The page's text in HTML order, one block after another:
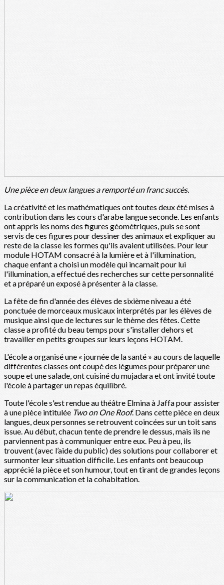
Une pièce en deux langues a remporté un franc succès.
La créativité et les mathématiques ont toutes deux été mises à
contribution dans les cours d'arabe langue seconde. Les enfants
ont appris les noms des figures géométriques, puis se sont
servis de ces figures pour dessiner des animaux et expliquer au
reste de la classe les formes qu'ils avaient utilisées. Pour leur
module HOTAM consacré à la lumière et à l'illumination,
chaque enfant a choisi un modèle qui incarnait pour lui
l'illumination, a effectué des recherches sur cette personnalité
et a préparé un exposé à présenter à la classe.
La fête de fin d'année des élèves de sixième niveau a été
ponctuée de morceaux musicaux interprétés par les élèves de
musique ainsi que de lectures sur le thème des fêtes. Cette
classe a profité du beau temps pour s'installer dehors et
travailler en petits groupes sur leurs leçons HOTAM.
L'école a organisé une « journée de la santé » au cours de laquelle
différentes classes ont coupé des légumes pour préparer une
soupe et une salade, ont cuisiné du mujadara et ont invité toute
l'école à partager un repas équilibré.
Toute l'école s'est rendue au théâtre Elmina à Jaffa pour assister
à une pièce intitulée Two on One Roof. Dans cette pièce en deux
langues, deux personnes se retrouvent coincées sur un toit sans
issue. Au début, chacun tente de prendre le dessus, mais ils ne
parviennent pas à communiquer entre eux. Peu à peu, ils
trouvent (avec l’aide du public) des solutions pour collaborer et
surmonter leur situation difficile. Les enfants ont beaucoup
apprécié la pièce et son humour, tout en tirant de grandes leçons
sur la communication et la cohabitation.